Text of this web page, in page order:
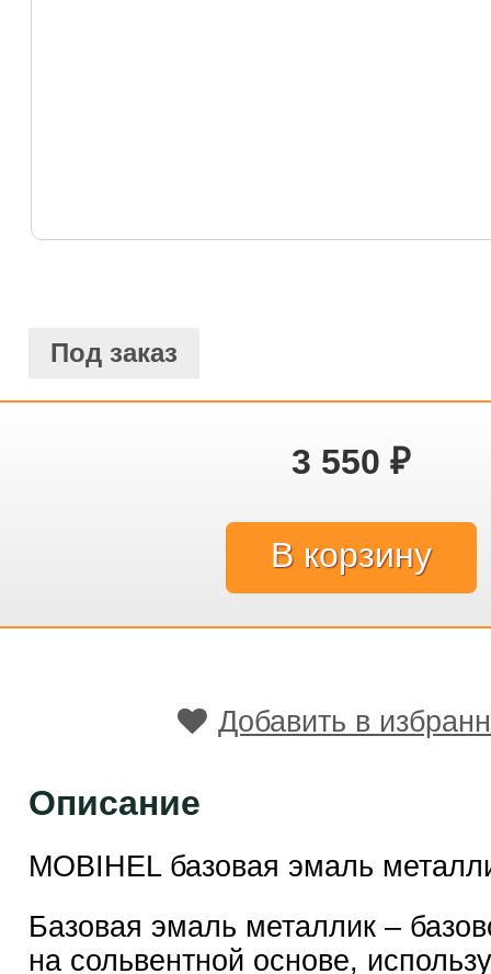
Под заказ
3 550 ₽
Добавить в
Описание
MOBIHEL базовая эмаль
Базовая эмаль металлик –
на сольвентной основе,